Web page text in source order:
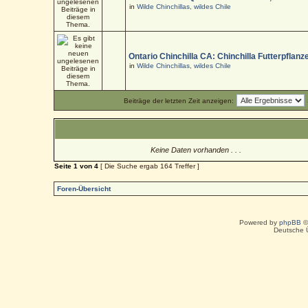
inWilde Chinchillas, wildes Chile
Ontario Chinchilla CA: Chinchilla
inWilde Chinchillas, wildes Chile
Beiträge der letzten Zeit anzeigen:
Keine Daten vorhanden . . .
Seite1 von4 [ Die Suche ergab 164 Treffer ]
Foren-Übersicht
Powered by phpBB
Deutsche